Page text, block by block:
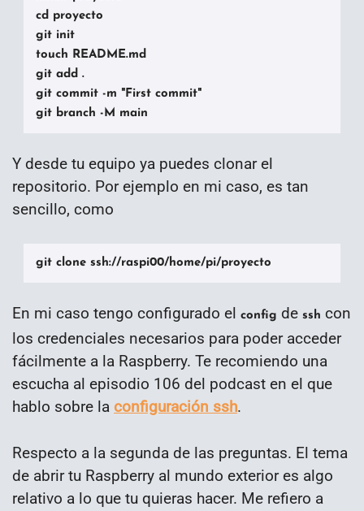
cd proyecto
git init
touch README.md
git add .
git commit -m "First commit"
git branch -M main
Y desde tu equipo ya puedes clonar el
repositorio. Por ejemplo en mi caso, es tan
sencillo, como
git clone ssh://raspi00/home/pi/proyecto
En mi caso tengo configurado el config de ssh con
los credenciales necesarios para poder acceder
fácilmente a la Raspberry. Te recomiendo una
escucha al episodio 106 del podcast en el que
hablo sobre la configuración ssh.
Respecto a la segunda de las preguntas. El tema
de abrir tu Raspberry al mundo exterior es algo
relativo a lo que tu quieras hacer. Me refiero a